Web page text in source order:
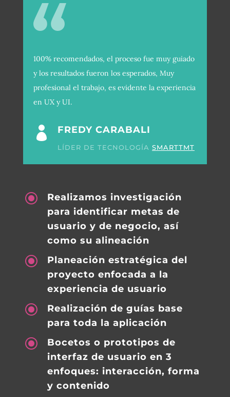
100% recomendados, el proceso fue muy guiado
y los resultados fueron los esperados, Muy
profesional el trabajo, es evidente la experiencia
en UX y UI.
 FREDY CARABALI
LÍDER DE TECNOLOGÍA SMARTTMT
\
Realizamos investigación
para identificar metas de
usuario y de negocio, así
como su alineación
\
Planeación estratégica del
proyecto enfocada a la
experiencia de usuario
\
Realización de guías base
para toda la aplicación
\
Bocetos o prototipos de
interfaz de usuario en 3
enfoques: interacción, forma
y contenido